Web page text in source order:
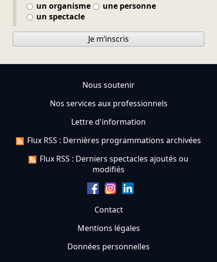
un organisme
une personne
un spectacle
Je m’inscris
Nous soutenir
Nos services aux professionnels
Lettre d'information
Flux RSS : Dernières programmations archivées
Flux RSS : Derniers spectacles ajoutés ou
modifiés
Contact
Mentions légales
Données personnelles